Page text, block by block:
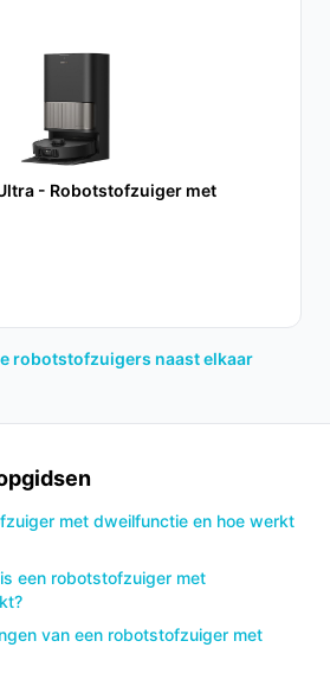
en vergelijk prijzen op
- Robotstofzuiger met
robotstofzuigers naast elkaar
met dweilfunctie en hoe werkt
een robotstofzuiger met
van een robotstofzuiger met